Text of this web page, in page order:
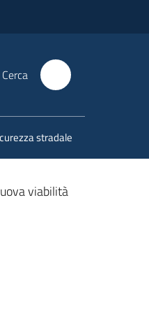
Cerca
stradale
viabilità